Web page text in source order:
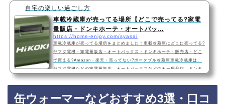
自宅の楽しい過ごし方
車載冷蔵庫が売ってる場所【どこで売ってる?家電
量販店・ドンキホーテ・オートバッ…
https://home-enjoy.com/syasai
車載冷蔵庫が売ってる場所をまとめました！車載冷蔵庫はどこに売ってる?
ヤマダ電機・家電量販店・オートバックス・ドンキホーテ・販売店・どこ
で買える?Amazon・楽天・売ってない?ポータブル冷蔵庫車載冷蔵庫は、
ヤマダ電機などの家電量販店、オートバックスなどのカー用品店、ドンキ
ホーテに売っています！店舗によっては売ってない店もあるので、Amazo
nや楽天でも車載冷蔵庫がお得に買えておすすめです！車載冷蔵庫おすすめ
ランキングトップ3!口コミでも人気！1位：HiKOKI(ハイコーキ) 14.4/18V
コードレス 冷温庫 ミニ 冷蔵庫 車載…
缶ウォーマーなどおすすめ3選・口コ